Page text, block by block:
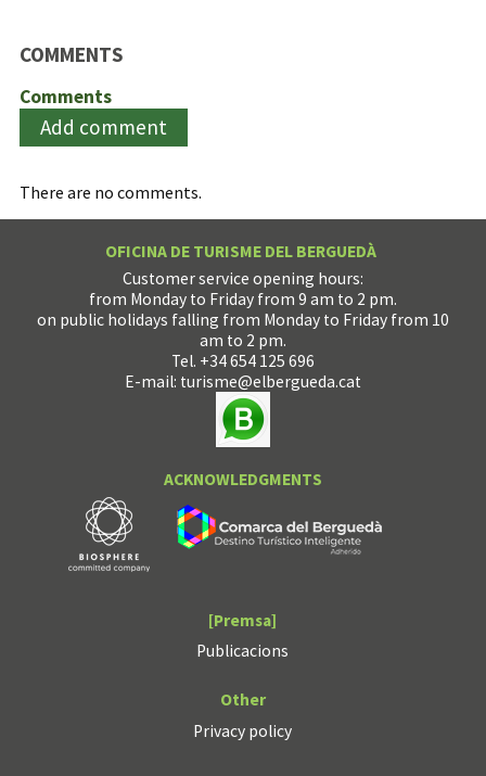
COMMENTS
Comments
Add comment
There are no comments.
OFICINA DE TURISME DEL BERGUEDÀ
Customer service opening hours:
from Monday to Friday from 9 am to 2 pm.
on public holidays falling from Monday to Friday from 10
am to 2 pm.
Tel. +34 654 125 696
E-mail: turisme@elbergueda.cat
ACKNOWLEDGMENTS
[Premsa]
Publicacions
Other
Privacy policy